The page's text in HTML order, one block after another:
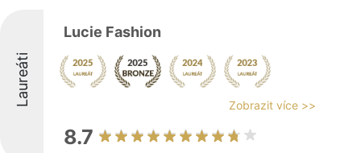
Laureáti
Lucie Fashion
Zobrazit více >>
8.7